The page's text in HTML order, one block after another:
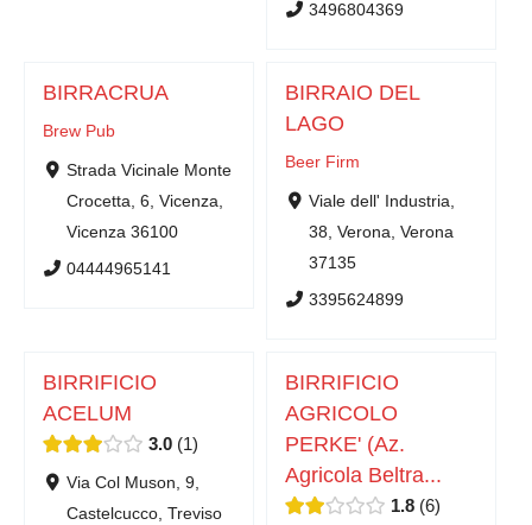
3496804369
BIRRACRUA
Brew Pub
Strada Vicinale Monte
Crocetta, 6, Vicenza,
Vicenza 36100
04444965141
BIRRAIO DEL
LAGO
Beer Firm
Viale dell' Industria,
38, Verona, Verona
37135
3395624899
BIRRIFICIO
ACELUM
3.0 1
Via Col Muson, 9,
Castelcucco, Treviso
BIRRIFICIO
AGRICOLO
PERKE' (Az.
Agricola Beltra...
1.8 6